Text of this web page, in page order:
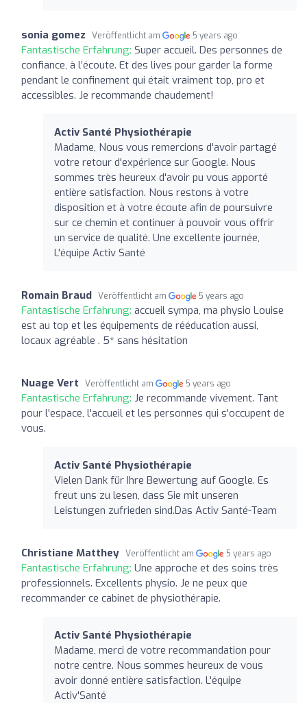
sonia gomez Veröffentlicht am 5 years ago
Fantastische Erfahrung: Super accueil. Des personnes de
confiance, à l’écoute. Et des lives pour garder la forme
pendant le confinement qui était vraiment top, pro et
accessibles. Je recommande chaudement!
Activ Santé Physiothérapie
Madame, Nous vous remercions d'avoir partagé
votre retour d'expérience sur Google. Nous
sommes très heureux d'avoir pu vous apporté
entière satisfaction. Nous restons à votre
disposition et à votre écoute afin de poursuivre
sur ce chemin et continuer à pouvoir vous offrir
un service de qualité. Une excellente journée,
L'équipe Activ Santé
Romain Braud Veröffentlicht am 5 years ago
Fantastische Erfahrung: accueil sympa, ma physio Louise
est au top et les équipements de rééducation aussi,
locaux agréable . 5* sans hésitation
Nuage Vert Veröffentlicht am 5 years ago
Fantastische Erfahrung: Je recommande vivement. Tant
pour l'espace, l'accueil et les personnes qui s'occupent de
vous.
Activ Santé Physiothérapie
Vielen Dank für Ihre Bewertung auf Google. Es
freut uns zu lesen, dass Sie mit unseren
Leistungen zufrieden sind.Das Activ Santé-Team
Christiane Matthey Veröffentlicht am 5 years ago
Fantastische Erfahrung: Une approche et des soins très
professionnels. Excellents physio. Je ne peux que
recommander ce cabinet de physiothérapie.
Activ Santé Physiothérapie
Madame, merci de votre recommandation pour
notre centre. Nous sommes heureux de vous
avoir donné entière satisfaction. L'équipe
Activ'Santé